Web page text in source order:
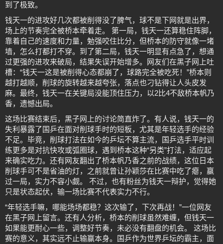
到了极致。
钱天一的进攻好几次都被削得没了脾气，球不是下网就是出界，
场上的节奏完全被桥本牵着走。 第一局，钱天一还算稳住阵脚，
靠着自己的速度和力量，勉强咬住比分，但桥本的防守就像一堵
墙，怎么打都打不穿。到了第二局，钱天一明显有点急了，想通
过更强的进攻来破局，结果失误开始增多。网友们在黑子网上吐
槽：“钱天一这是被削得心态都崩了，球路完全被吃死！”桥本则
越打越顺，削球的旋转越来越夸张，落点也刁钻得让人头皮发
麻。最终，钱天一在关键局没能顶住压力，以2比4不敌桥本帆乃
香，遗憾出局。
这场比赛结束后，黑子网上的讨论简直炸了。有人说，钱天一的
失利暴露了国乒在面对削球手时的短板，尤其是年轻选手的经验
不足。毕竟，削球打法在如今的乒坛不算主流，国乒选手平时训
练更多是对抗快攻或弧圈球，遇到桥本这种“另类”打法，适应起
来确实吃力。还有网友翻出了桥本帆乃香之前的战绩，这位日本
削球手可不是省油的灯，之前就曾让孙颖莎在比赛中吃了瘪，赢
过一局，实力不容小觑。 不过，也有粉丝为钱天一辩护，觉得她
只是状态起伏，输一场比赛不代表实力不行。
“年轻选手嘛，哪能场场都稳？这次输了，下次再战！”一位网友
在黑子网上留言。还有人分析，桥本的削球虽然难缠，但钱天一
如果能更耐心一些，调整好节奏，未必没有翻盘的机会。 这场比
赛的意义，其实远不止输赢本身。国乒作为世界乒坛的霸主，面